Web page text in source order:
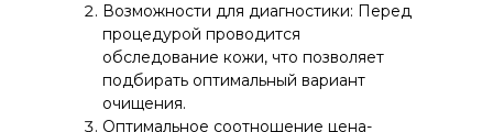
Возможности для диагностики: Перед
процедурой проводится
обследование кожи, что позволяет
подбирать оптимальный вариант
очищения.
Оптимальное соотношение цена-